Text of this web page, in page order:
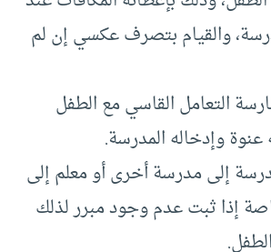
والقيام بتصرف عكسي إن لم
التعامل القاسي مع الطفل
وإدخاله المدرسة.
إلى مدرسة أخرى أو معلم إلى
إذا ثبت عدم وجود مبرر لذلك